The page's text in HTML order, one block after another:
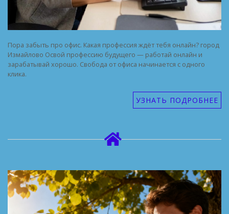
Пора забыть про офис. Какая профессия ждёт тебя онлайн? город
Измайлово Освой профессию будущего — работай онлайн и
зарабатывай хорошо. Свобода от офиса начинается с одного
клика.
УЗНАТЬ ПОДРОБНЕЕ